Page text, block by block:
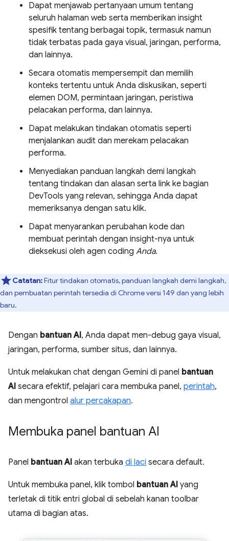
Dapat menjawab pertanyaan umum tentang
seluruh halaman web serta memberikan insight
spesifik tentang berbagai topik, termasuk namun
tidak terbatas pada gaya visual, jaringan, performa,
dan lainnya.
Secara otomatis mempersempit dan memilih
konteks tertentu untuk Anda diskusikan, seperti
elemen DOM, permintaan jaringan, peristiwa
pelacakan performa, dan lainnya.
Dapat melakukan tindakan otomatis seperti
menjalankan audit dan merekam pelacakan
performa.
Menyediakan panduan langkah demi langkah
tentang tindakan dan alasan serta link ke bagian
DevTools yang relevan, sehingga Anda dapat
memeriksanya dengan satu klik.
Dapat menyarankan perubahan kode dan
membuat perintah dengan insight-nya untuk
dieksekusi oleh agen coding Anda.
Catatan:Fitur tindakan otomatis, panduan langkah demi langkah,
dan pembuatan perintah tersedia di Chrome versi 149 dan yang lebih
baru.
Dengan bantuan AI, Anda dapat men-debug gaya visual,
jaringan, performa, sumber situs, dan lainnya.
Untuk melakukan chat dengan Gemini di panel bantuan
AI secara efektif, pelajari cara membuka panel, perintah,
dan mengontrol alur percakapan.
Membuka panel bantuan AI
Panel bantuan AI akan terbuka di laci secara default.
Untuk membuka panel, klik tombol bantuan AI yang
terletak di titik entri global di sebelah kanan toolbar
utama di bagian atas.